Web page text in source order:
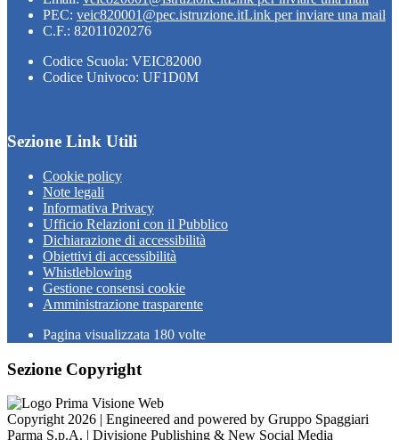
PEC: veic820001@pec.istruzione.itLink per inviare una mail
C.F.: 82011020276
Codice Scuola: VEIC82000
Codice Univoco: UF1D0M
Sezione Link Utili
Cookie policy
Note legali
Informativa Privacy
Ufficio Relazioni con il Pubblico
Dichiarazione di accessibilità
Obiettivi di accessibilità
Whistleblowing
Gestione consensi cookie
Amministrazione trasparente
Pagina visualizzata 180 volte
Sezione Copyright
Copyright 2026 | Engineered and powered by Gruppo Spaggiari
Parma S.p.A. | Divisione Publishing & New Social Media